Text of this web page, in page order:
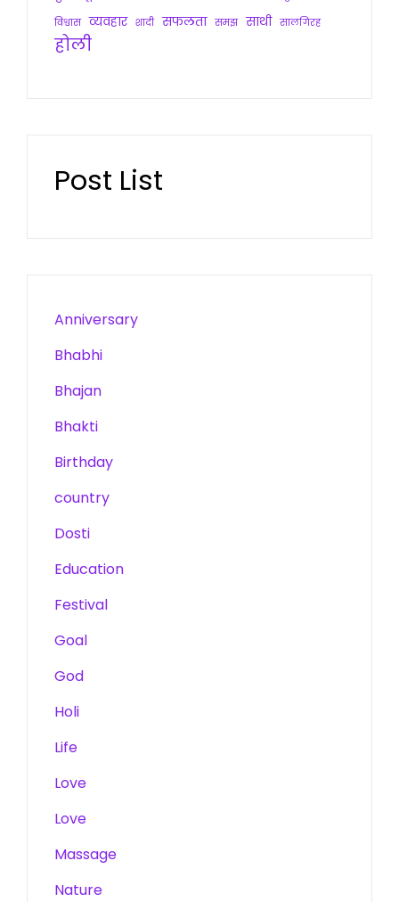
विश्वास व्यवहार शादी सफलता समझ साथी सालगिरह
होली
Post List
Anniversary
Bhabhi
Bhajan
Bhakti
Birthday
country
Dosti
Education
Festival
Goal
God
Holi
Life
Love
Love
Massage
Nature